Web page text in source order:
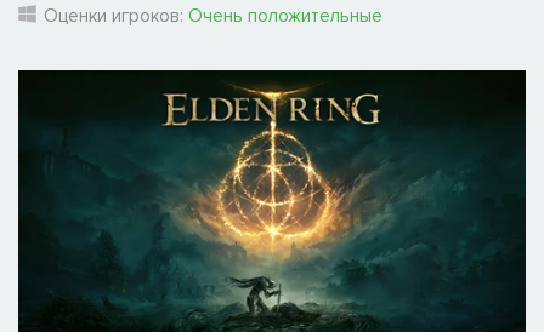
Оценки игроков: Очень положительные